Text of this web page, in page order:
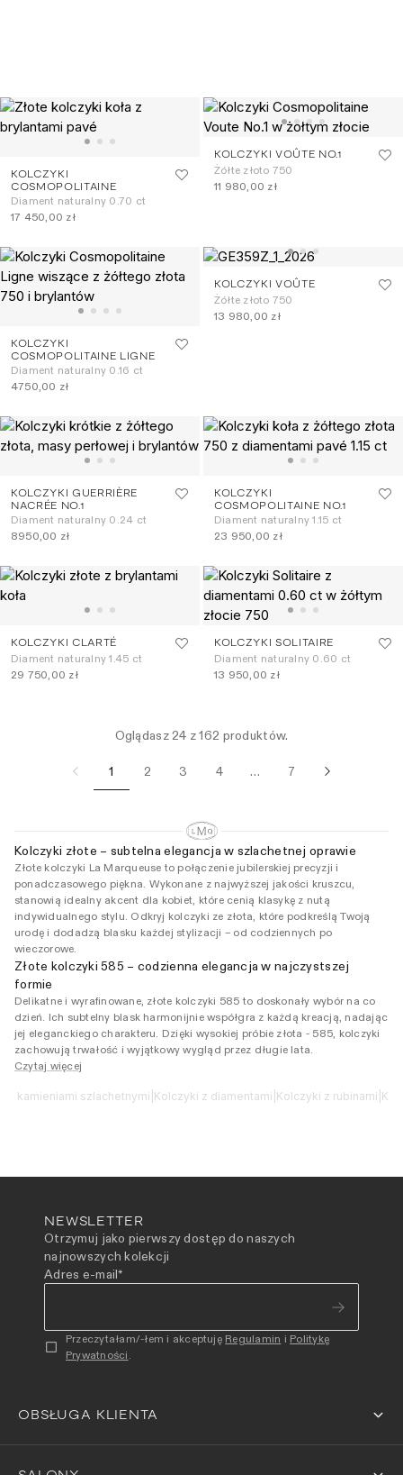
KOLCZYKI
COSMOPOLITAINE
Diament naturalny 0.70 ct
17 450,00 zł
KOLCZYKI VOÛTE NO.1
Żółte złoto 750
11 980,00 zł
KOLCZYKI
COSMOPOLITAINE LIGNE
Diament naturalny 0.16 ct
4750,00 zł
KOLCZYKI VOÛTE
Żółte złoto 750
13 980,00 zł
KOLCZYKI GUERRIÈRE
NACRÉE NO.1
Diament naturalny 0.24 ct
8950,00 zł
KOLCZYKI
COSMOPOLITAINE NO.1
Diament naturalny 1.15 ct
23 950,00 zł
KOLCZYKI CLARTÉ
Diament naturalny 1.45 ct
29 750,00 zł
KOLCZYKI SOLITAIRE
Diament naturalny 0.60 ct
13 950,00 zł
Oglądasz 24 z 162 produktów.
1 2 3 4 … 7
Kolczyki złote – subtelna elegancja w szlachetnej oprawie
Złote kolczyki La Marqueuse to połączenie jubilerskiej precyzji i
ponadczasowego piękna. Wykonane z najwyższej jakości kruszcu,
stanowią idealny akcent dla kobiet, które cenią klasykę z nutą
indywidualnego stylu. Odkryj kolczyki ze złota, które podkreślą Twoją
urodę i dodadzą blasku każdej stylizacji – od codziennych po
wieczorowe.
Złote kolczyki 585 – codzienna elegancja w najczystszej
formie
Delikatne i wyrafinowane, złote kolczyki 585 to doskonały wybór na co
dzień. Ich subtelny blask harmonijnie współgra z każdą kreacją, nadając
jej eleganckiego charakteru. Dzięki wysokiej próbie złota - 585, kolczyki
zachowują trwałość i wyjątkowy wygląd przez długie lata.
Czytaj więcej
z kamieniami szlachetnymi Kolczyki z diamentami Kolczyki z rubinami
OBSŁUGA KLIENTA
NEWSLETTER
Otrzymuj jako pierwszy dostęp do naszych
najnowszych kolekcji
Adres e-mail*
Przeczytałam/-łem i akceptuję Regulamin i Politykę
Prywatności .